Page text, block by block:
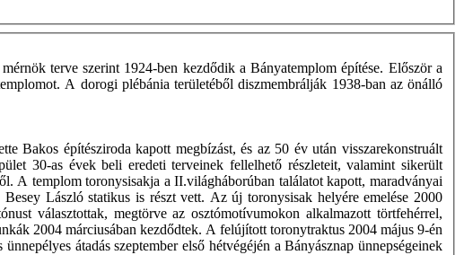
terve szerint 1924-ben kezdődik a Bányatemplom építése. Először a
A dorogi plébánia területéből diszmembrálják 1938-ban az önálló
Bakos építésziroda kapott megbízást, és az 50 év után visszarekonstruált
30-as évek beli eredeti terveinek fellelhető részleteit, valamint sikerült
A templom toronysisakja a II.világháborúban találatot kapott, maradványai
László statikus is részt vett. Az új toronysisak helyére emelése 2000
választottak, megtörve az osztómotívumokon alkalmazott törtfehérrel,
2004 márciusában kezdődtek. A felújított toronytraktus 2004 május 9-én
átadás szeptember első hétvégéjén a Bányásznap ünnepségeinek